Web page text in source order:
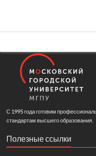
С 1995 года готовим
стандартам высшего образования.
Полезные ссылки